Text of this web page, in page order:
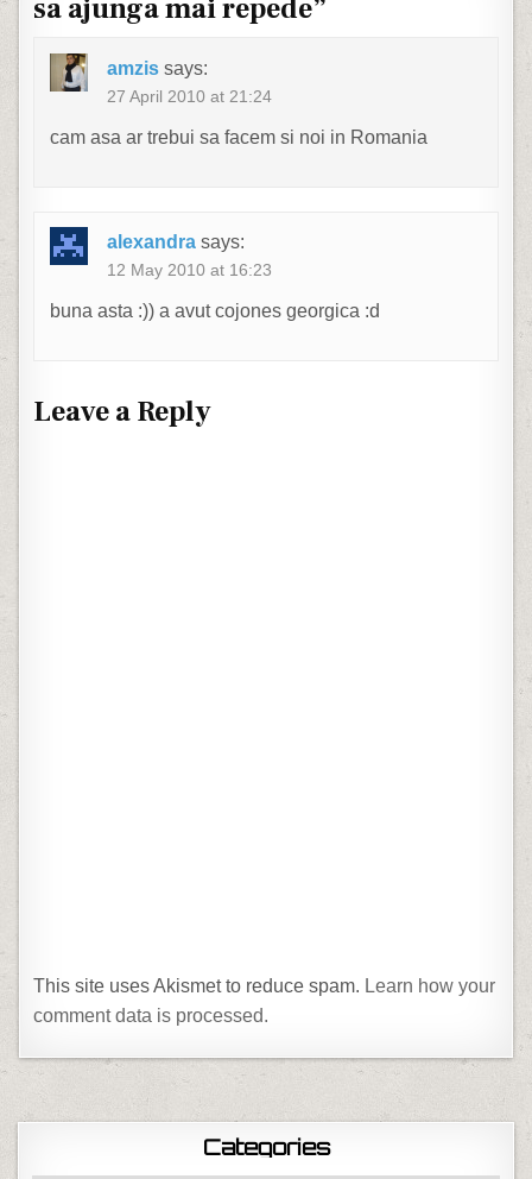
sa ajunga mai repede”
amzis says:
27 April 2010 at 21:24
cam asa ar trebui sa facem si noi in Romania
alexandra says:
12 May 2010 at 16:23
buna asta :)) a avut cojones georgica :d
Leave a Reply
This site uses Akismet to reduce spam. Learn how your
comment data is processed.
Categories